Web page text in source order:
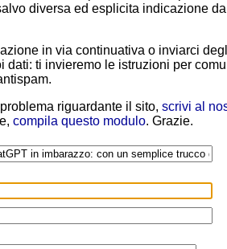
diversa ed esplicita indicazione
in via continuativa o inviarci
ti invieremo le istruzioni per
riguardante il sito, scrivi al
compila questo modulo. Grazie.